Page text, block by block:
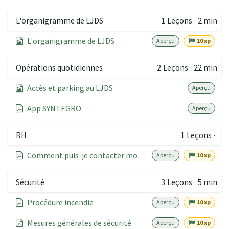
L'organigramme de LJDS 1 Leçons · 2 min
L'organigramme de LJDS
Aperçu 10 xp
Opérations quotidiennes 2 Leçons · 22 min
Accès et parking au LJDS
Aperçu
App SYNTEGRO Aperçu
RH 1 Leçons ·
Comment puis-je contacter mon employeur ou mon responsable ?
Aperçu 10 xp
Sécurité 3 Leçons · 5 min
Procédure incendie
Aperçu 10 xp
Mesures générales de sécurité Aperçu 10 xp